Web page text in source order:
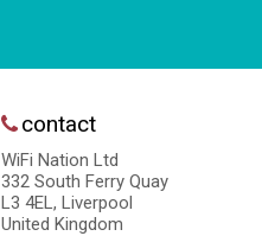
contact
WiFi Nation Ltd
332 South Ferry Quay
L3 4EL, Liverpool
United Kingdom